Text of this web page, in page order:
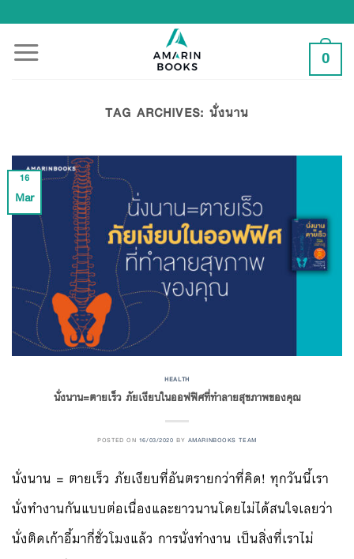
to
content
0
TAG ARCHIVES: นั่งนาน
16
Mar
HEALTH
นั่งนาน=ตายเร็ว ภัยเงียบในออฟฟิศที่ทำลายสุขภาพของคุณ
POSTED ON 16/03/2020 BY AMARINBOOKS TEAM
นั่งนาน = ตายเร็ว ภัยเงียบที่อันตรายกว่าที่คิด! ทุกวันนี้เรา
นั่งทำงานกันแบบต่อเนื่องและยาวนานโดยไม่ได้สนใจเลยว่า
นั่งติดเก้าอี้มากี่ชั่วโมงแล้ว การนั่งทำงาน เป็นสิ่งที่เราไม่